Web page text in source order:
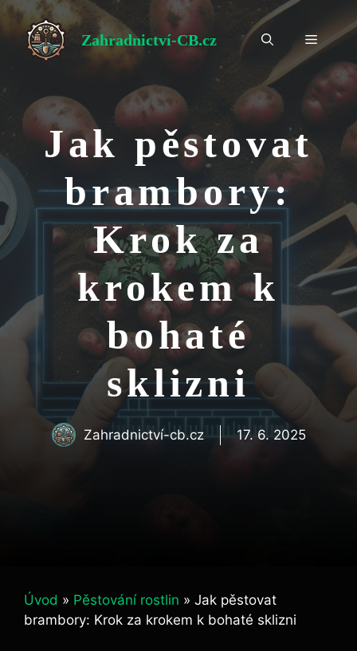
Přeskočit
obsah
Zahradnictví-CB.cz Menu
Jak pěstovat
brambory:
Krok za
krokem k
bohaté
sklizni
Zahradnictví-cb.cz 17. 6. 2025
Úvod » Pěstování rostlin » Jak pěstovat
brambory: Krok za krokem k bohaté sklizni